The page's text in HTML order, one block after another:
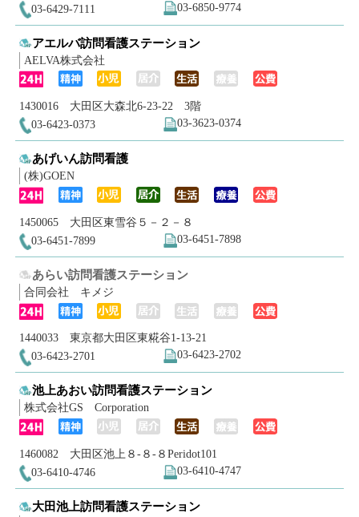
03-6429-7111
03-6850-9774
アエルバ訪問看護ステーション
AELVA株式会社
1430016 大田区大森北6-23-22 3階
03-6423-0373
03-3623-0374
あげいん訪問看護
(株)GOEN
1450065 大田区東雪谷５－２－８
03-6451-7899
03-6451-7898
あらい訪問看護ステーション
合同会社 キメジ
1440033 東京都大田区東糀谷1-13-21
03-6423-2701
03-6423-2702
池上あおい訪問看護ステーション
株式会社GS Corporation
1460082 大田区池上８-８-８Peridot101
03-6410-4746
03-6410-4747
大田池上訪問看護ステーション